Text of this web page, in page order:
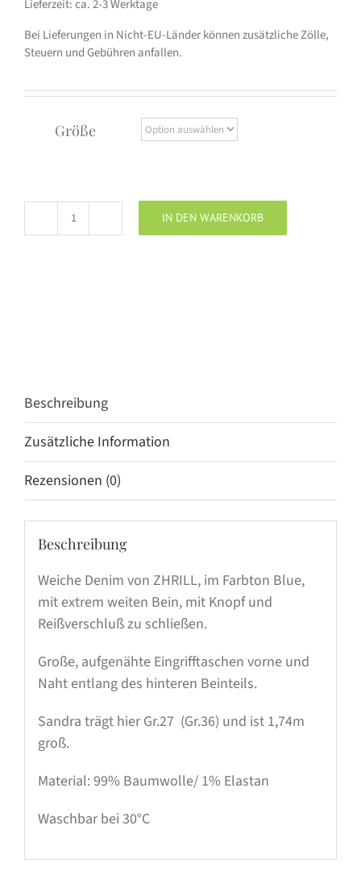
Lieferzeit: ca. 2-3 Werktage
Bei Lieferungen in Nicht-EU-Länder können zusätzliche Zölle,
Steuern und Gebühren anfallen.
Größe
ZHRILL
IN DEN WARENKORB
Beschreibung
Zusätzliche Information
Rezensionen (0)
Beschreibung
Weiche Denim von ZHRILL, im Farbton Blue,
mit extrem weiten Bein, mit Knopf und
Reißverschluß zu schließen.
Große, aufgenähte Eingrifftaschen vorne und
Naht entlang des hinteren Beinteils.
Sandra trägt hier Gr.27 (Gr.36) und ist 1,74m
groß.
Material: 99% Baumwolle/ 1% Elastan
Waschbar bei 30°C